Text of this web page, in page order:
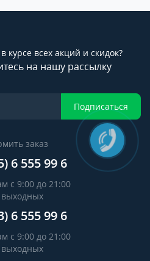
курсе всех акций и скидок?
на нашу рассылку
Подписаться
заказ
6 555 99 6
с 9:00 до 21:00
выходных
6 555 99 6
с 9:00 до 21:00
выходных